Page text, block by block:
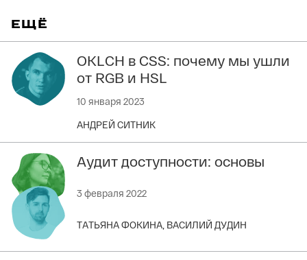
ЕЩЁ
OKLCH в CSS: почему мы ушли
от RGB и HSL
10 января 2023
АНДРЕЙ СИТНИК
Аудит доступности: основы
3 февраля 2022
ТАТЬЯНА ФОКИНА, ВАСИЛИЙ ДУДИН